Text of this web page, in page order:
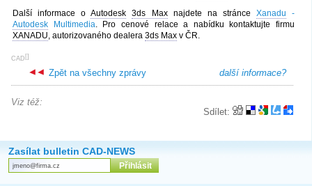
Další informace oAutodesk 3ds Maxnajdete na stránce Xanadu -
Autodesk Multimedia. Pro cenové relace a nabídku kontaktujte firmu
XANADU, autorizovaného dealera 3ds Max v ČR.
[
CAD ]
další informace?
Zpět na všechny zprávy
Sdílet:
Viz též:
Zasílat bulletin CAD-NEWS